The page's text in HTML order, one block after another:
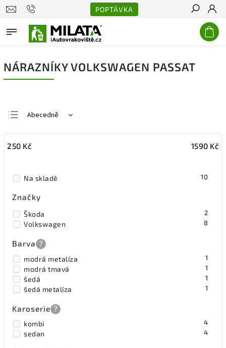
POPTÁVKA
Hledat
NÁRAZNÍKY VOLKSWAGEN PASSAT
Abecedně
Nejdražší
250 Kč 1590 Kč
Na skladě 10
Značky
Škoda 2
Volkswagen 8
Barva ?
modrá metalíza 1
modrá tmavá 1
šedá 1
šedá metalíza 1
Karoserie ?
kombi 4
sedan 4